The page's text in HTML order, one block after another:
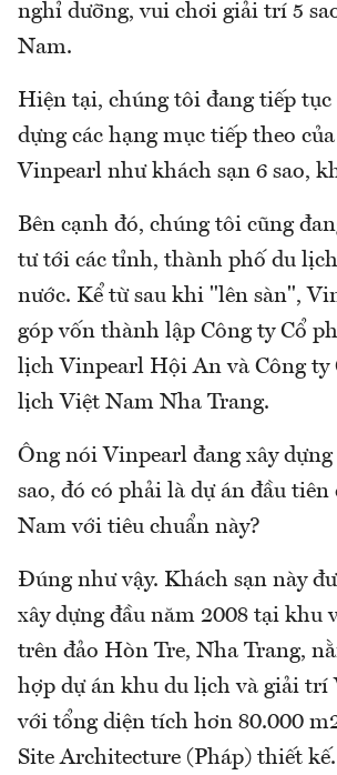
nghỉ dưỡng, vui chơi giải trí 5
Nam.
Hiện tại, chúng tôi đang tiếp tục
dựng các hạng mục tiếp theo
Vinpearl như khách sạn 6 sao,
Bên cạnh đó, chúng tôi cũng
tư tới các tỉnh, thành phố du
nước. Kể từ sau khi "lên sàn",
góp vốn thành lập Công ty Cổ
lịch Vinpearl Hội An và Công ty
lịch Việt Nam Nha Trang.
Ông nói Vinpearl đang xây dựng
sao, đó có phải là dự án đầu
Nam với tiêu chuẩn này?
Đúng như vậy. Khách sạn này
xây dựng đầu năm 2008 tại khu
trên đảo Hòn Tre, Nha Trang,
hợp dự án khu du lịch và giải trí
với tổng diện tích hơn 80.000
Site Architecture (Pháp) thiết kế.